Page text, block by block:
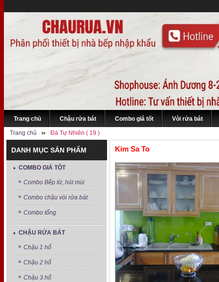
Trang chủ Chậu rửa bát Combo giá tốt Vòi rửa bát
Trang chủ Đá Tự Nhiên ( 19 )
DANH MỤC SẢN PHẨM
COMBO GIÁ TỐT
Combo Bếp từ, hút mùi
Combo chậu vòi rửa bát
Combo tổng
CHẬU RỬA BÁT
Chậu 1 hố
Chậu 2 hố
Chậu 3 hố
Kim Sa To